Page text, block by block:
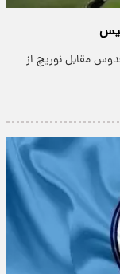
مقابل نوریچ از